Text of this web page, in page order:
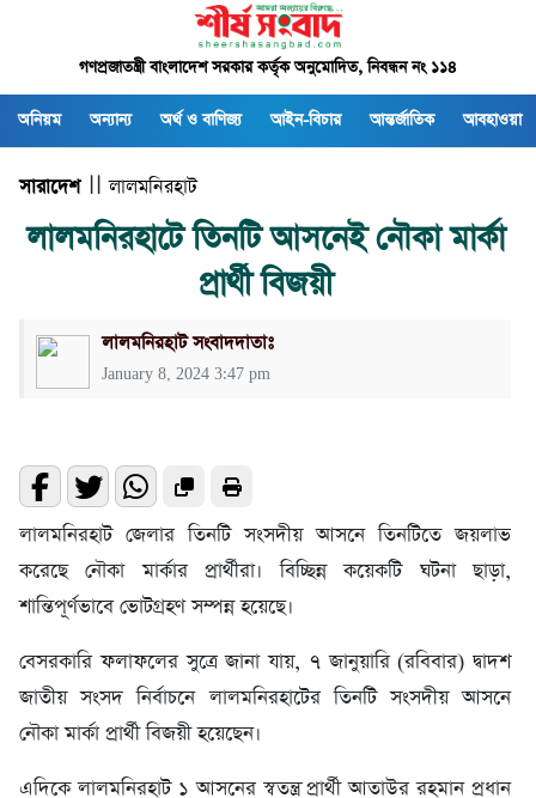
গণপ্রজাতন্ত্রী বাংলাদেশ সরকার কর্তৃক অনুমোদিত, নিবন্ধন নং ১১৪
অনিয়ম অন্যান্য অর্থ ও বাণিজ্য আইন-বিচার আন্তর্জাতিক আবহাওয়া
সারাদেশ| |লালমনিরহাট
লালমনিরহাটে তিনটি আসনেই নৌকা মার্কা
প্রার্থী বিজয়ী
লালমনিরহাট সংবাদদাতাঃ
January 8, 2024 3:47 pm
লালমনিরহাট জেলার তিনটি সংসদীয় আসনে তিনটিতে জয়লাভ
করেছে নৌকা মার্কার প্রার্থীরা। বিচ্ছিন্ন কয়েকটি ঘটনা ছাড়া,
শান্তিপূর্ণভাবে ভোটগ্রহণ সম্পন্ন হয়েছে।
বেসরকারি ফলাফলের সুত্রে জানা যায়, ৭ জানুয়ারি (রবিবার) দ্বাদশ
জাতীয় সংসদ নির্বাচনে লালমনিরহাটের তিনটি সংসদীয় আসনে
নৌকা মার্কা প্রার্থী বিজয়ী হয়েছেন।
এদিকে লালমনিরহাট ১ আসনের স্বতন্ত্র প্রার্থী আতাউর রহমান প্রধান